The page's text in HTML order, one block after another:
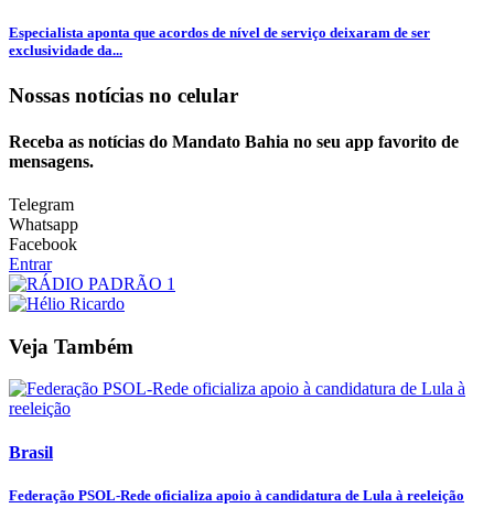
Especialista aponta que acordos de nível de serviço deixaram de ser
exclusividade da...
Nossas notícias no celular
Receba as notícias do Mandato Bahia no seu app favorito de
mensagens.
Telegram
Whatsapp
Facebook
Entrar
Veja Também
Brasil
Federação PSOL-Rede oficializa apoio à candidatura de Lula à reeleição